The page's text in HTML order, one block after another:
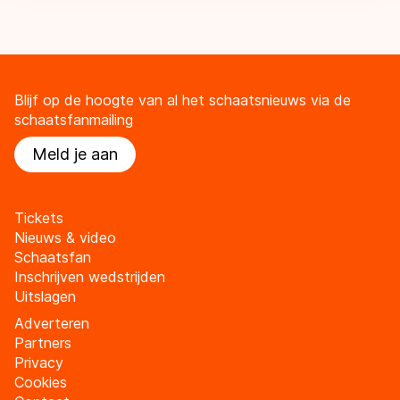
Blijf op de hoogte van al het schaatsnieuws via de
schaatsfanmailing
Meld je aan
Tickets
Nieuws & video
Schaatsfan
Inschrijven wedstrijden
Uitslagen
Adverteren
Partners
Privacy
Cookies